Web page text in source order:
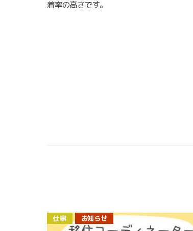
着率の高さです。
仕事 お知らせ